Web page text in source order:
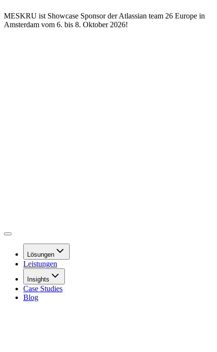
MESKRU ist Showcase Sponsor der Atlassian team 26 Europe in
Amsterdam vom 6. bis 8. Oktober 2026!
Lösungen
Leistungen
Insights
Case Studies
Blog